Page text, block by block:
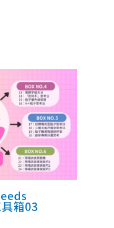
箱03